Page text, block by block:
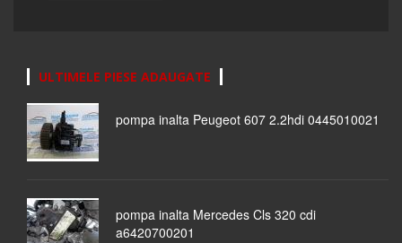
ULTIMELE PIESE ADAUGATE
pompa inalta Peugeot 607 2.2hdi 0445010021
pompa inalta Mercedes Cls 320 cdi
a6420700201